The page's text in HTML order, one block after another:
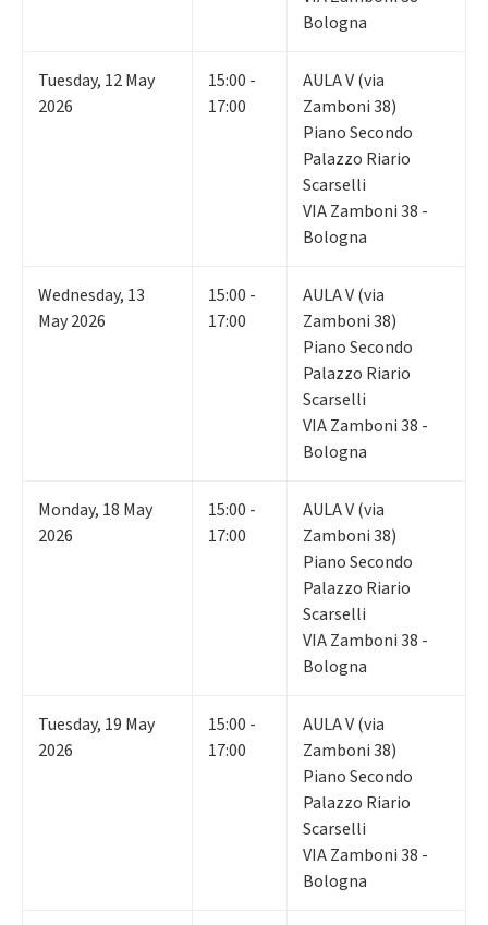
Bologna
Tuesday, 12May
2026
15:00 -
17:00
AULA V (via
Zamboni 38)
Piano Secondo
Palazzo Riario
Scarselli
VIA Zamboni 38 -
Bologna
Wednesday, 13
May 2026
15:00 -
17:00
AULA V (via
Zamboni 38)
Piano Secondo
Palazzo Riario
Scarselli
VIA Zamboni 38 -
Bologna
Monday, 18 May
2026
15:00 -
17:00
AULA V (via
Zamboni 38)
Piano Secondo
Palazzo Riario
Scarselli
VIA Zamboni 38 -
Bologna
Tuesday, 19 May
2026
15:00 -
17:00
AULA V (via
Zamboni 38)
Piano Secondo
Palazzo Riario
Scarselli
VIA Zamboni 38 -
Bologna